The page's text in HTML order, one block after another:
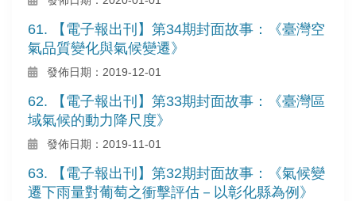
61. 【電子報出刊】第34期封面故事：《臺灣空
氣品質變化與氣候變遷》
發佈日期：2019-12-01
62. 【電子報出刊】第33期封面故事：《臺灣區
域氣候的動力降尺度》
發佈日期：2019-11-01
63. 【電子報出刊】第32期封面故事：《氣候變
遷下雨量對葡萄之衝擊評估－以彰化縣為例》